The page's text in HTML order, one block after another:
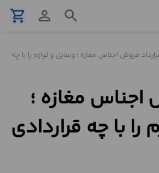
search
person_outline
shopping_cart
فروش اجناس مغازه ؛ وسایل و لوازم را با چه
اجناس مغازه ؛
را با چه قراردادی